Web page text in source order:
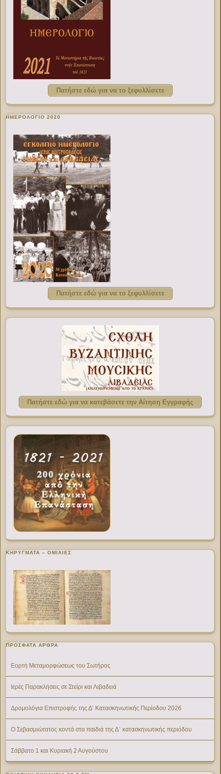
Πατήστε εδώ για να το ξεφυλλίσετε
ΗΜΕΡΟΛΟΓΙΟ 2020
Πατήστε εδώ για να το ξεφυλλίσετε
Πατήστε εδώ για να κατεβάσετε την Αίτηση Εγγραφής
ΚΗΡΥΓΜΑΤΑ – ΟΜΙΛΙΕΣ
ΠΡΌΣΦΑΤΑ ΆΡΘΡΑ
Εορτή Μεταμορφώσεως του Σωτήρος
Ιερές Παρακλήσεις σε Στείρι και Λιβαδειά
Δρομολόγια Επιστροφής της Δ’ Κατασκηνωτικής Περίοδου 2026
Ο Σεβασμιώτατος κοντά στα παιδιά της Δ΄ κατασκηνωτικής περιόδου
Σάββατο 1 και Κυριακή 2 Αυγούστου